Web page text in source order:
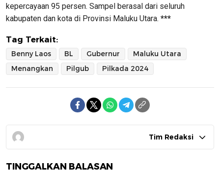
kepercayaan 95 persen. Sampel berasal dari seluruh
kabupaten dan kota di Provinsi Maluku Utara. ***
Tag Terkait:
Benny Laos BL Gubernur
Maluku Utara
Menangkan
Pilgub Pilkada 2024
Tim Redaksi
TINGGALKAN BALASAN